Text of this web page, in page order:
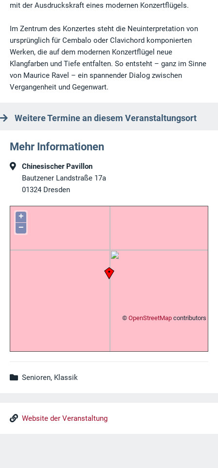
mit der Ausdruckskraft eines modernen Konzertflügels.
Im Zentrum des Konzertes steht die Neuinterpretation von
ursprünglich für Cembalo oder Clavichord komponierten
Werken, die auf dem modernen Konzertflügel neue
Klangfarben und Tiefe entfalten. So entsteht – ganz im Sinne
von Maurice Ravel – ein spannender Dialog zwischen
Vergangenheit und Gegenwart.
Weitere Termine an diesem Veranstaltungsort
Mehr Informationen
Chinesischer Pavillon
Bautzener Landstraße 17a
01324 Dresden
+
−
© OpenStreetMap contributors
Senioren, Klassik
Website der Veranstaltung